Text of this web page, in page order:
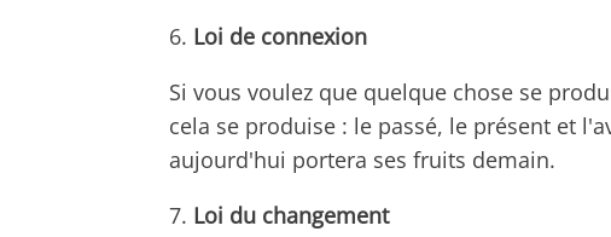
6. Loi de connexion
Si vous voulez que quelque chose se
cela se produise : le passé, le présent et
aujourd'hui portera ses fruits demain.
7. Loi du changement